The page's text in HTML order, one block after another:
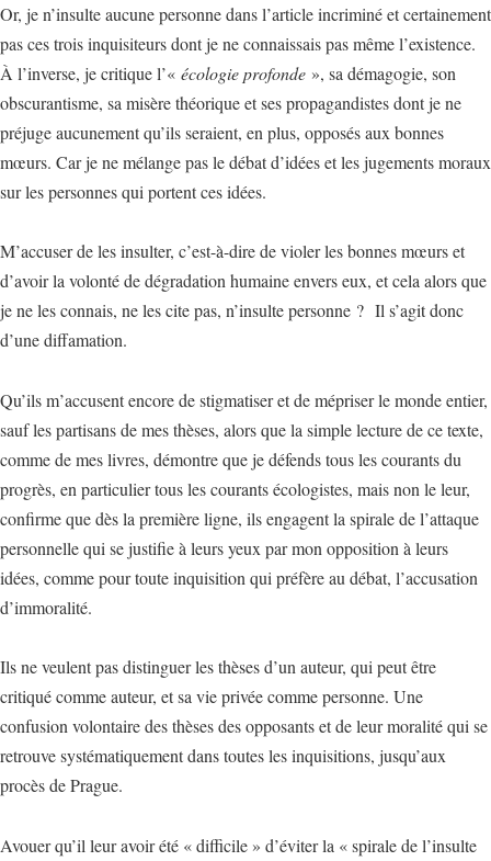
Or, je n’insulte aucune personne dans l’article incriminé et certainement
pas ces trois inquisiteurs dont je ne connaissais pas même l’existence.
À l’inverse, je critique l’« écologie profonde », sa démagogie, son
obscurantisme, sa misère théorique et ses propagandistes dont je ne
préjuge aucunement qu’ils seraient, en plus, opposés aux bonnes
mœurs. Car je ne mélange pas le débat d’idées et les jugements moraux
sur les personnes qui portent ces idées.
M’accuser de les insulter, c’est-à-dire de violer les bonnes mœurs et
d’avoir la volonté de dégradation humaine envers eux, et cela alors que
je ne les connais, ne les cite pas, n’insulte personne ? Il s’agit donc
d’une diffamation.
Qu’ils m’accusent encore de stigmatiser et de mépriser le monde entier,
sauf les partisans de mes thèses, alors que la simple lecture de ce texte,
comme de mes livres, démontre que je défends tous les courants du
progrès, en particulier tous les courants écologistes, mais non le leur,
confirme que dès la première ligne, ils engagent la spirale de l’attaque
personnelle qui se justifie à leurs yeux par mon opposition à leurs
idées, comme pour toute inquisition qui préfère au débat, l’accusation
d’immoralité.
Ils ne veulent pas distinguer les thèses d’un auteur, qui peut être
critiqué comme auteur, et sa vie privée comme personne. Une
confusion volontaire des thèses des opposants et de leur moralité qui se
retrouve systématiquement dans toutes les inquisitions, jusqu’aux
procès de Prague.
Avouer qu’il leur avoir été « difficile » d’éviter la « spirale de l’insulte